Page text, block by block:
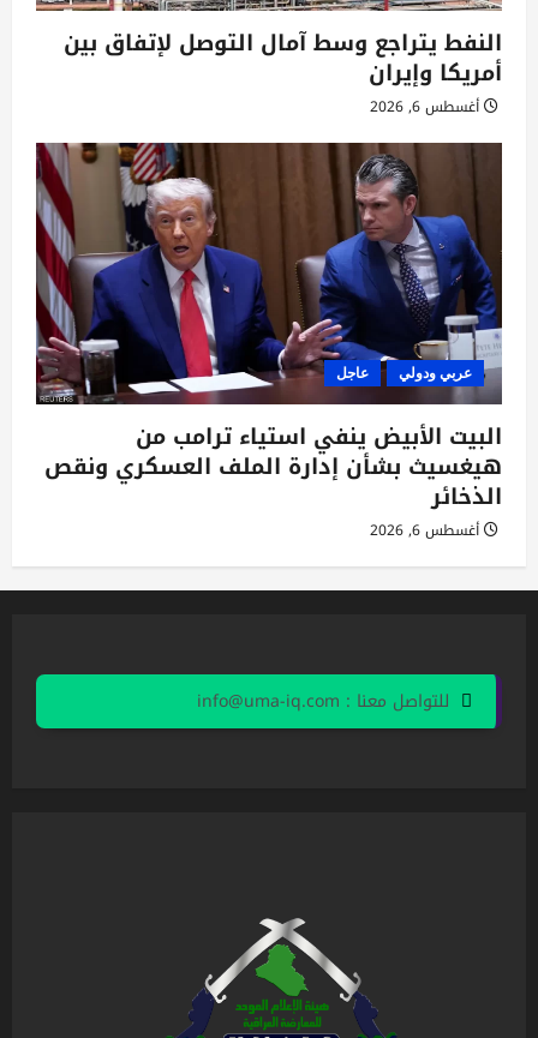
النفط يتراجع وسط آمال التوصل لإتفاق بين
أمريكا وإيران
أغسطس 6, 2026
عربي ودولي عاجل
البيت الأبيض ينفي استياء ترامب من
هيغسيث بشأن إدارة الملف العسكري ونقص
الذخائر
أغسطس 6, 2026
للتواصل معنا : info@uma-iq.com